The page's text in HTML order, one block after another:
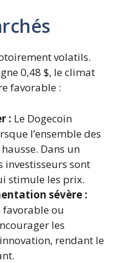
volatils.
0,48 $, le climat
favorable :
: Le Dogecoin
l’ensemble des
Dans un
investisseurs sont
stimule les prix.
sévère :
ou
les
rendant le